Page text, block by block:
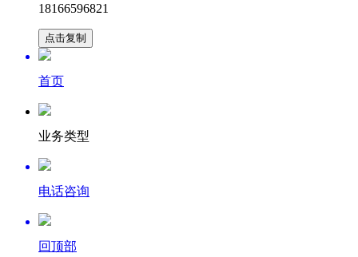
18166596821
点击复制
首页
业务类型
电话咨询
回顶部